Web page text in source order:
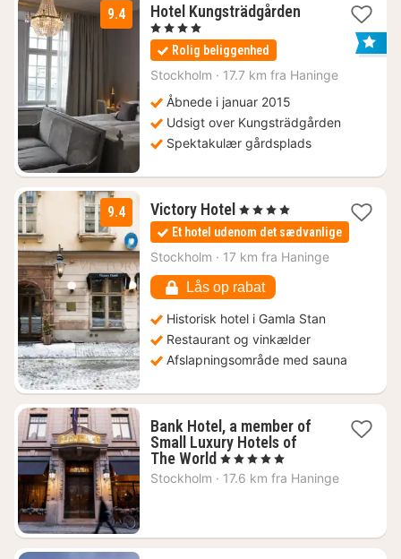
9.4 Hotel Kungsträdgården1
kr.
, 4 Stjerner
Rolig beliggenhed
Stockholm · 17.7 km fra Haninge
Åbnede i januar 2015
Udsigt over Kungsträdgården
Spektakulær gårdsplads
9.4 Victory Hotel 1
nat
fra
1527
kr.
, 4 Stjerner
Et hotel udenom det sædvanlige
Stockholm · 17 km fra Haninge
Lås op rabat
Historisk hotel i Gamla Stan
Restaurant og vinkælder
Afslapningsområde med sauna
Bank Hotel, a member of
Small Luxury Hotels of
The World 1
nat
, 5 Stjerner
Stockholm · 17.6 km fra Haninge